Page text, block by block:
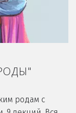
родам с